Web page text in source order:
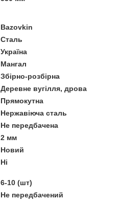
Bazovkin
Сталь
Україна
Мангал
Збірно-розбірна
Деревне вугілля, дрова
Прямокутна
Нержавіюча сталь
Не передбачена
2 мм
Новий
Ні
6-10 (шт)
Не передбачений